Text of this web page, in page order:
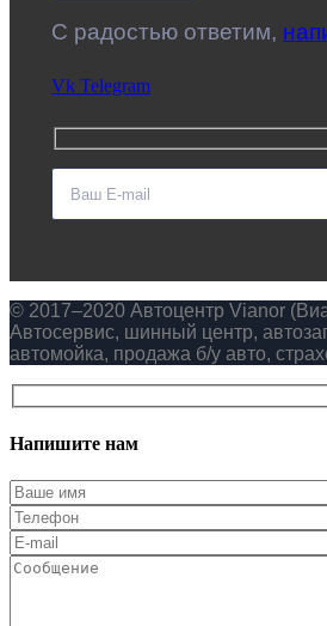
C радостью ответим,
Vk Telegram
© 2017–2020 Автоцентр Vianor
Автосервис, шинный центр,
автомойка, продажа б/у авто,
Напишите нам